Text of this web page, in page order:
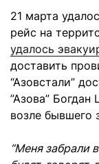
21 марта
рейс на
удалось
доставить
“Азовстали”
”Азова”
возле бывшего
“Меня забрали